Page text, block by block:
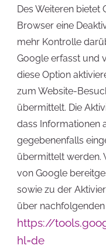
Des Weiteren bietet
Browser eine
mehr Kontrolle
Google erfasst und
diese Option
zum Website-
übermittelt. Die
dass Informationen
gegebenenfalls
übermittelt werden.
von Google
sowie zu der
über nachfolgenden
https://
hl=de